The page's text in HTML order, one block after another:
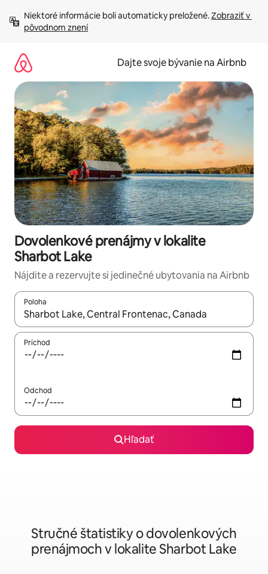
obsah.
Niektoré informácie boli automaticky preložené. Zobraziť v
pôvodnom znení
Dajte svoje bývanie na Airbnb
Dovolenkové prenájmy v lokalite
Sharbot Lake
Nájdite a rezervujte si jedinečné ubytovania na Airbnb
Poloha
Keď budú výsledky k dispozícii, môžete si ich prechádzať
Príchod
Odchod
Hľadať
Stručné štatistiky o dovolenkových
prenájmoch v lokalite Sharbot Lake